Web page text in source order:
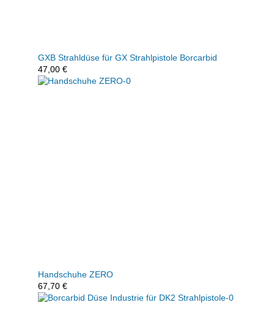
GXB Strahldüse für GX Strahlpistole Borcarbid
47,00 €
Handschuhe ZERO
67,70 €